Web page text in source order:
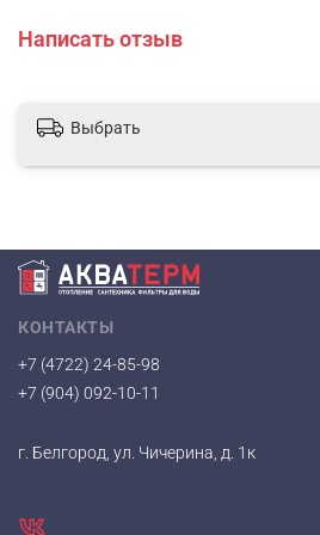
Написать отзыв
Выбрать
КОНТАКТЫ
+7 (4722) 24-85-98
+7 (904) 092-10-11
г. Белгород, ул. Чичерина, д. 1к